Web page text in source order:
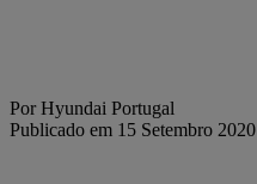
Por Hyundai Portugal
Publicado em 15 Setembro 2020